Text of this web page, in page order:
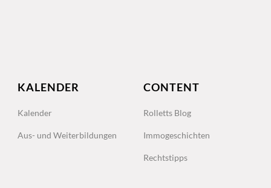
KALENDER
Kalender
Aus- und Weiterbildungen
CONTENT
Rolletts Blog
Immogeschichten
Rechtstipps